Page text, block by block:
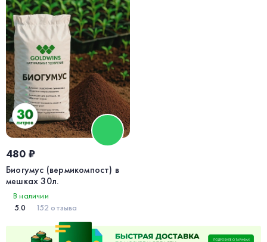
480 ₽
Биогумус (вермикомпост) в
мешках 30л.
В наличии
5.0
152 отзыва